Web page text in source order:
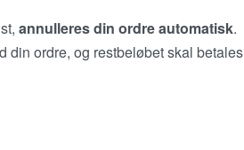
annulleres din ordre automatisk.
din ordre, og restbeløbet skal betales